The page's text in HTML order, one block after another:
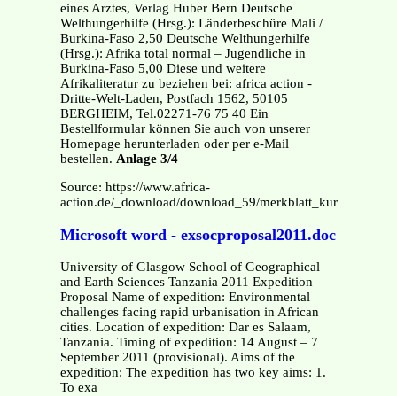
eines Arztes, Verlag Huber Bern Deutsche
Welthungerhilfe (Hrsg.): Länderbeschüre Mali /
Burkina-Faso 2,50 Deutsche Welthungerhilfe
(Hrsg.): Afrika total normal – Jugendliche in
Burkina-Faso 5,00 Diese und weitere
Afrikaliteratur zu beziehen bei: africa action -
Dritte-Welt-Laden, Postfach 1562, 50105
BERGHEIM, Tel.02271-76 75 40 Ein
Bestellformular können Sie auch von unserer
Homepage herunterladen oder per e-Mail
bestellen. Anlage 3/4
Source: https://www.africa-
action.de/_download/download_59/
Microsoft word - exsocproposal2011.doc
University of Glasgow School of Geographical
and Earth Sciences Tanzania 2011 Expedition
Proposal Name of expedition: Environmental
challenges facing rapid urbanisation in African
cities. Location of expedition: Dar es Salaam,
Tanzania. Timing of expedition: 14 August – 7
September 2011 (provisional). Aims of the
expedition: The expedition has two key aims: 1.
To exa